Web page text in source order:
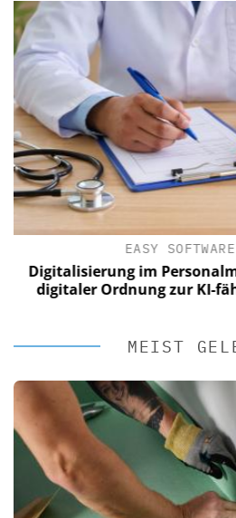
Von
EASY
Digitalisierung im
digitaler Ordnung
MEIST